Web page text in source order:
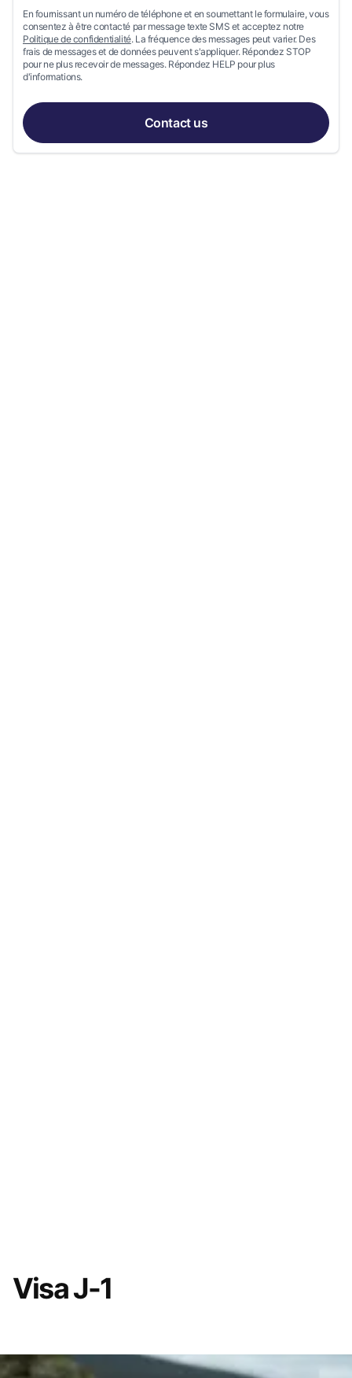
En fournissant un numéro de téléphone et en soumettant le formulaire, vous
consentez à être contacté par message texte SMS et acceptez notre
Politique de confidentialité. La fréquence des messages peut varier. Des
frais de messages et de données peuvent s'appliquer. Répondez STOP
pour ne plus recevoir de messages. Répondez HELP pour plus
d'informations.
Contact us
Visa J-1